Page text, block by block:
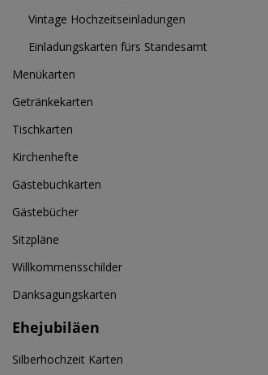
Vintage Hochzeitseinladungen
Einladungskarten fürs Standesamt
Menükarten
Getränkekarten
Tischkarten
Kirchenhefte
Gästebuchkarten
Gästebücher
Sitzpläne
Willkommensschilder
Danksagungskarten
Ehejubiläen
Silberhochzeit Karten